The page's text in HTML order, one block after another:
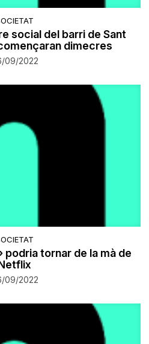
social del barri de Sant
dimecres
09/2022
tornar de la mà de
09/2022